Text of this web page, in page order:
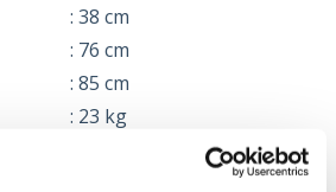
: 38 cm
: 76 cm
: 85 cm
: 23 kg
Texas A/S | Knullen 22 |